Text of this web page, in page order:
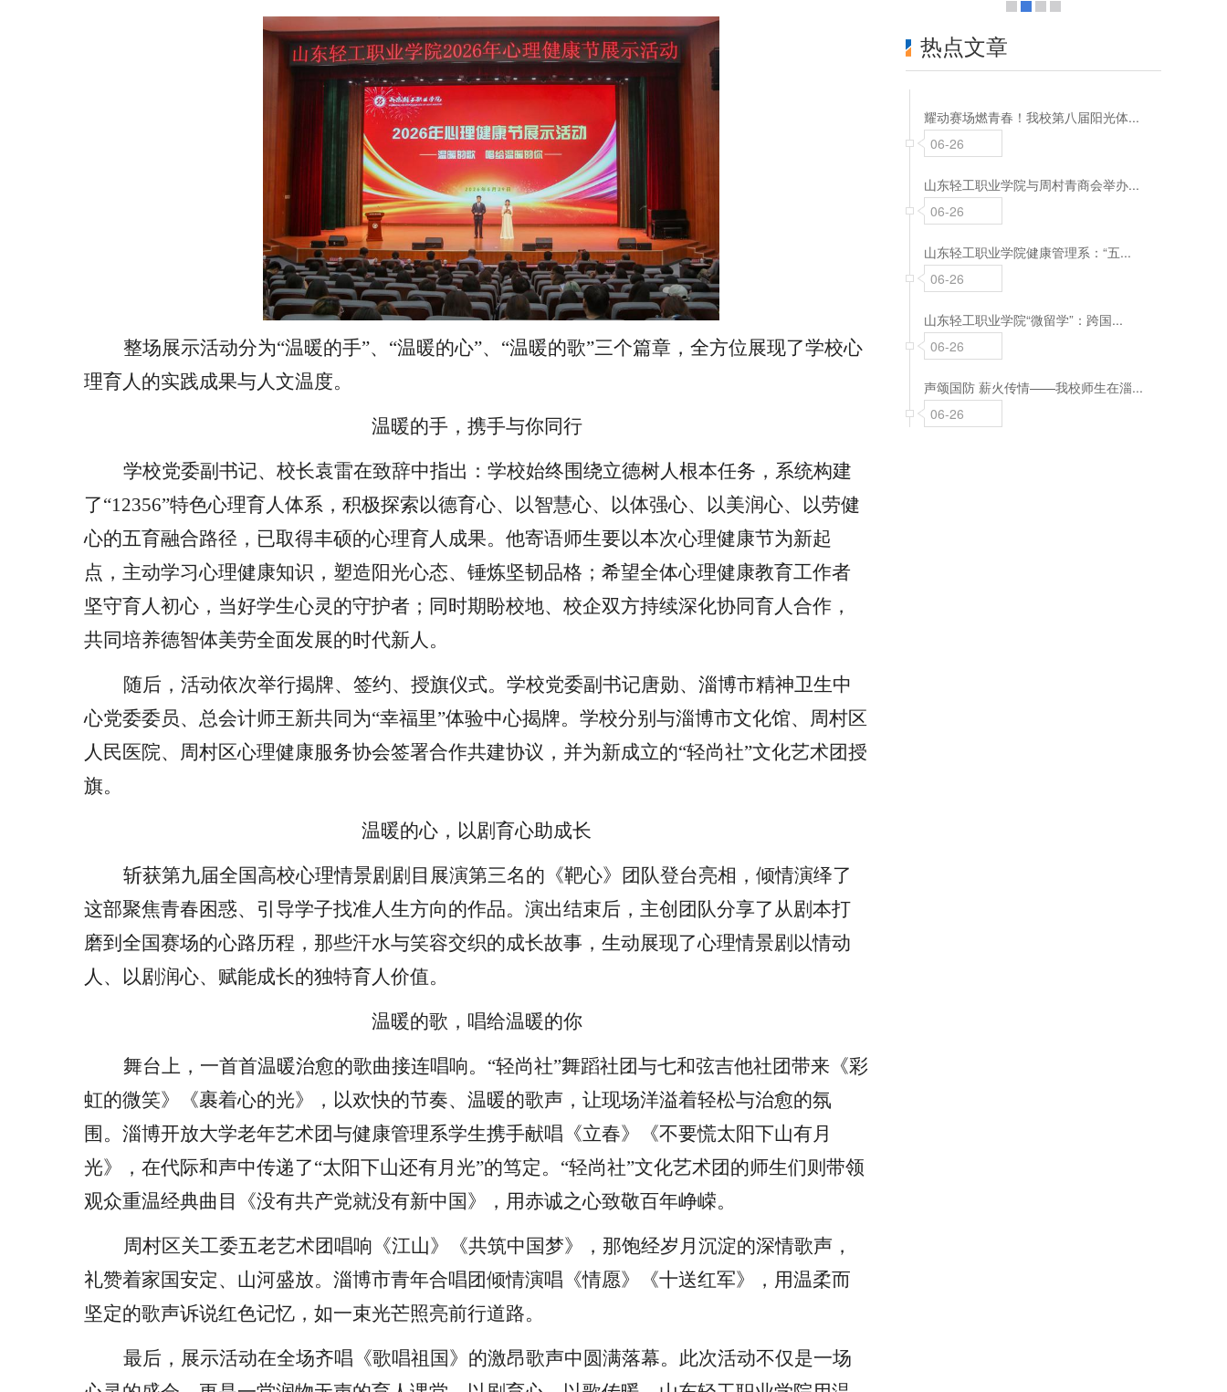
热点文章
06-26
耀动赛场燃青春！我校第八届阳光体...
06-26
山东轻工职业学院与周村青商会举办...
06-26
山东轻工职业学院健康管理系：“五...
06-26
山东轻工职业学院“微留学”：跨国...
06-26
声颂国防 薪火传情——我校师生在淄...
整场展示活动分为“温暖的手”、“温暖的心”、“温暖的歌”三个篇章，全方位展现了学校心
理育人的实践成果与人文温度。
温暖的手，携手与你同行
学校党委副书记、校长袁雷在致辞中指出 ：学校始终围绕立德树人根本任务，系统构建
了“12356”特色心理育人体系，积极探索以德育心、以智慧心、以体强心、以美润心、以劳健
心的五育融合路径，已取得丰硕的心理育人成果。他寄语师生要以本次心理健康节为新起
点，主动学习心理健康知识，塑造阳光心态、锤炼坚韧品格；希望全体心理健康教育工作者
坚守育人初心，当好学生心灵的守护者；同时期盼校地、校企双方持续深化协同育人合作，
共同培养德智体美劳全面发展的时代新人。
随后， 活动依次举行揭牌、签约、授旗仪式。学校党委副书记唐勋、淄博市精神卫生中
心党委委员、总会计师王新共同为“幸福里”体验中心揭牌。学校分别与淄博市文化馆、周村区
人民医院、周村区心理健康服务协会签署合作共建协议 ， 并为新成立的“轻尚社”文化艺术团授
旗。
温暖的心，以剧育心助成长
斩获第九届全国高校心理情景剧剧目展演第三名的《靶心》团队登台亮相，倾情演绎了
这部聚焦青春困惑、引导学子找准人生方向的作品。演出结束后，主创团队分享了从剧本打
磨到全国赛场的心路历程，那些汗水与笑容交织的成长故事，生动展现了心理情景剧以情动
人、以剧润心、赋能成长的独特育人价值。
温暖的歌，唱给温暖的你
舞台上， 一首首温暖治愈的歌曲接连唱响。 “轻尚社”舞蹈社团与七和弦吉他社团带来《彩
虹的微笑》《裹着心的光》，以欢快的节奏、温暖的歌声，让现场洋溢着轻松与治愈的氛
围。淄博开放大学老年艺术团与健康管理系学生携手献唱《立春》《不要慌太阳下山有月
光》，在代际和声中传递了“太阳下山还有月光”的笃定。“轻尚社”文化艺术团的师生们则带领
观众重温经典曲目《没有共产党就没有新中国》，用赤诚之心致敬百年峥嵘。
周村区关工委五老艺术团唱响《江山》《共筑中国梦》，那饱经岁月沉淀的深情歌声，
礼赞着家国安定、山河盛放。淄博市青年合唱团倾情演唱《情愿》《十送红军》，用温柔而
坚定的歌声诉说红色记忆，如一束光芒照亮前行道路。
最后，展示活动在全场齐唱《歌唱祖国》的激昂歌声中圆满落幕。 此次活动不仅是一场